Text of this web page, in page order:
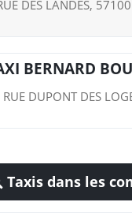
DES LANDES,
BERNARD
DUPONT DES
Taxis dans les